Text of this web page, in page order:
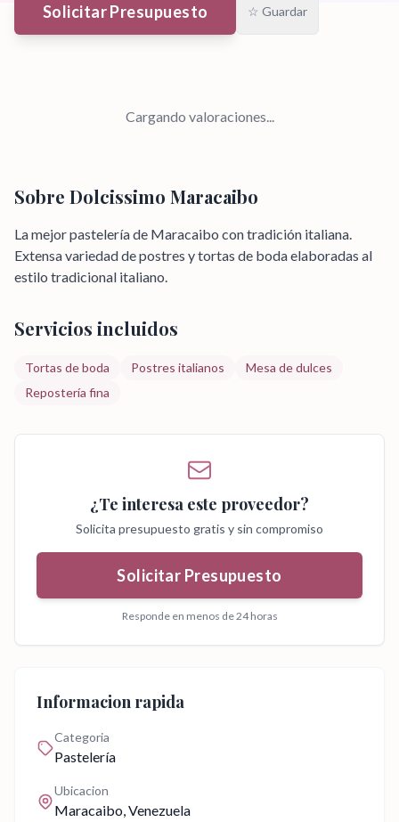
Solicitar Presupuesto ☆ Guardar
Cargando valoraciones...
Sobre Dolcissimo Maracaibo
La mejor pastelería de Maracaibo con tradición italiana.
Extensa variedad de postres y tortas de boda elaboradas al
estilo tradicional italiano.
Servicios incluidos
Tortas de boda Postres italianos
Mesa de dulces
Repostería fina
¿Te interesa este proveedor?
Solicita presupuesto gratis y sin compromiso
Solicitar Presupuesto
Responde en menos de 24 horas
Informacion rapida
Categoria
Pastelería
Ubicacion
Maracaibo, Venezuela